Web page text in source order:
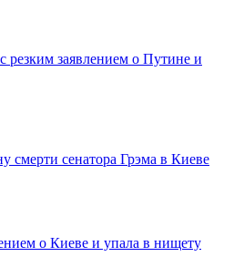
резким заявлением о Путине и
смерти сенатора Грэма в Киеве
о Киеве и упала в нищету